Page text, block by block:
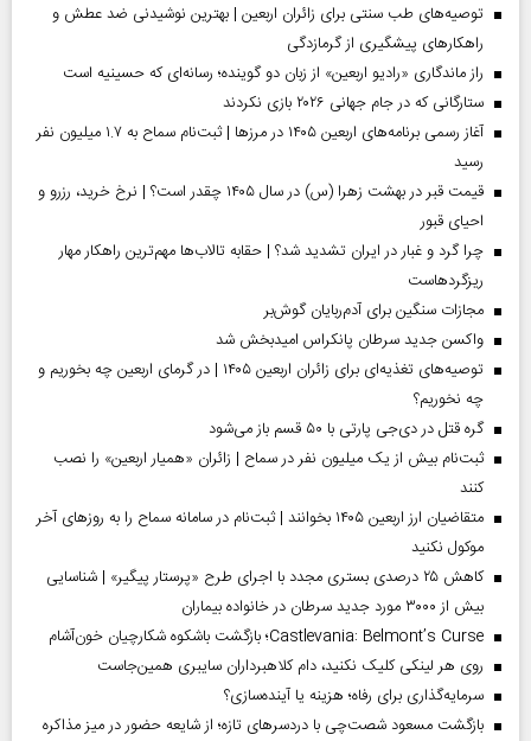
توصیه‌های طب سنتی برای زائران اربعین | بهترین نوشیدنی ضد عطش و
راهکارهای پیشگیری از گرمازدگی
راز ماندگاری «رادیو اربعین» از زبان دو گوینده؛ رسانه‌ای که حسینیه است
ستارگانی که در جام جهانی ۲۰۲۶ بازی نکردند
آغاز رسمی برنامه‌های اربعین ۱۴۰۵ در مرز‌ها | ثبت‌نام سماح به ۱.۷ میلیون نفر
رسید
قیمت قبر در بهشت زهرا (س) در سال ۱۴۰۵ چقدر است؟ | نرخ خرید، رزرو و
احیای قبور
چرا گرد و غبار در ایران تشدید شد؟ | حقابه تالاب‌ها مهم‌ترین راهکار مهار
ریزگردهاست
مجازات سنگین برای آدم‌ربایان گوش‌بر
واکسن جدید سرطان پانکراس امیدبخش شد
توصیه‌های تغذیه‌ای برای زائران اربعین ۱۴۰۵ | در گرمای اربعین چه بخوریم و
چه نخوریم؟
گره قتل در دی‌جی پارتی با ۵۰ قسم باز می‌شود
ثبت‌نام بیش از یک میلیون نفر در سماح | زائران «همیار اربعین» را نصب
کنند
متقاضیان ارز اربعین ۱۴۰۵ بخوانند | ثبت‌نام در سامانه سماح را به روز‌های آخر
موکول نکنید
کاهش ۲۵ درصدی بستری مجدد با اجرای طرح «پرستار پیگیر» | شناسایی
بیش از ۳۰۰۰ مورد جدید سرطان در خانواده بیماران
Castlevania: Belmont’s Curse؛ بازگشت باشکوه شکارچیان خون‌آشام
روی هر لینکی کلیک نکنید، دام کلاهبرداران سایبری همین‌جاست
سرمایه‌گذاری برای رفاه؛ هزینه یا آینده‌سازی؟
بازگشت مسعود شصت‌چی با دردسر‌های تازه؛ از شایعه حضور در میز مذاکره